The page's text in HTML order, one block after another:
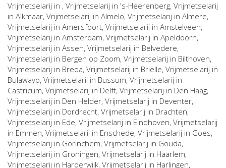
Vrijmetselarij in , Vrijmetselarij in 's-Heerenberg, Vrijmetselarij
in Alkmaar, Vrijmetselarij in Almelo, Vrijmetselarij in Almere,
Vrijmetselarij in Amersfoort, Vrijmetselarij in Amstelveen,
Vrijmetselarij in Amsterdam, Vrijmetselarij in Apeldoorn,
Vrijmetselarij in Assen, Vrijmetselarij in Belvedere,
Vrijmetselarij in Bergen op Zoom, Vrijmetselarij in Bilthoven,
Vrijmetselarij in Breda, Vrijmetselarij in Brielle, Vrijmetselarij in
Bulawayo, Vrijmetselarij in Bussum, Vrijmetselarij in
Castricum, Vrijmetselarij in Delft, Vrijmetselarij in Den Haag,
Vrijmetselarij in Den Helder, Vrijmetselarij in Deventer,
Vrijmetselarij in Dordrecht, Vrijmetselarij in Drachten,
Vrijmetselarij in Ede, Vrijmetselarij in Eindhoven, Vrijmetselarij
in Emmen, Vrijmetselarij in Enschede, Vrijmetselarij in Goes,
Vrijmetselarij in Gorinchem, Vrijmetselarij in Gouda,
Vrijmetselarij in Groningen, Vrijmetselarij in Haarlem,
Vrijmetselarij in Harderwijk, Vrijmetselarij in Harlingen,